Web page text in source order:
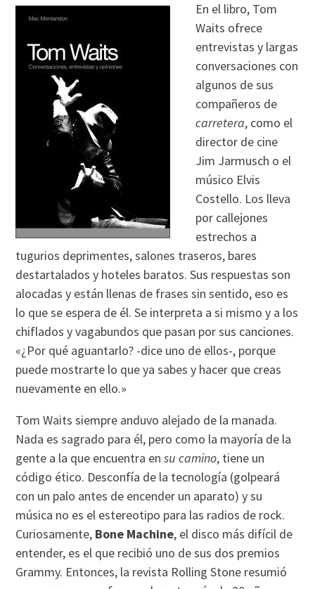
En el libro, Tom
Waits ofrece
entrevistas y largas
conversaciones con
algunos de sus
compañeros de
carretera, como el
director de cine
Jim Jarmusch o el
músico Elvis
Costello. Los lleva
por callejones
estrechos a
tugurios deprimentes, salones traseros, bares
destartalados y hoteles baratos. Sus respuestas son
alocadas y están llenas de frases sin sentido, eso es
lo que se espera de él. Se interpreta a si mismo y a los
chiflados y vagabundos que pasan por sus canciones.
«¿Por qué aguantarlo? -dice uno de ellos-, porque
puede mostrarte lo que ya sabes y hacer que creas
nuevamente en ello.»
Tom Waits siempre anduvo alejado de la manada.
Nada es sagrado para él, pero como la mayorí­a de la
gente a la que encuentra ensu camino, tiene un
código ético. Desconfí­a de la tecnologí­a (golpeará
con un palo antes de encender un aparato) y su
música no es el estereotipo para las radios de rock.
Curiosamente, Bone Machine, el disco más difí­cil de
entender, es el que recibió uno de sus dos premios
Grammy. Entonces, la revista Rolling Stone resumió